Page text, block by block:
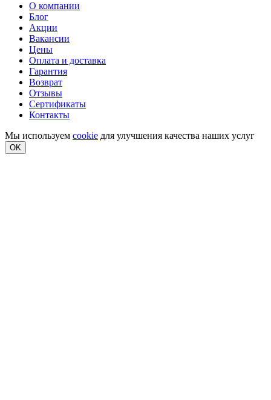
О компании
Блог
Акции
Вакансии
Цены
Оплата и доставка
Гарантия
Возврат
Отзывы
Сертификаты
Контакты
Мы используем cookie для улучшения качества наших услуг
OK